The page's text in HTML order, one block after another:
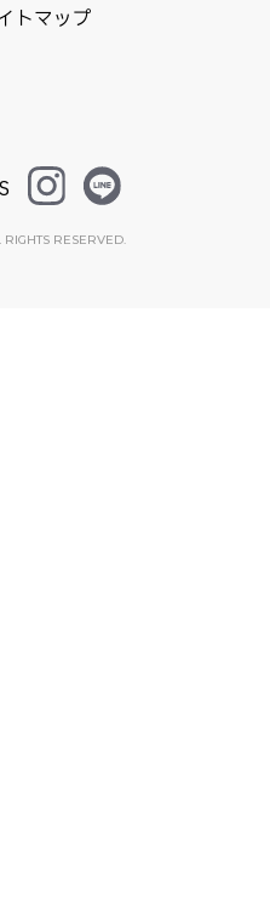
トマップ
RIGHTS RESERVED.